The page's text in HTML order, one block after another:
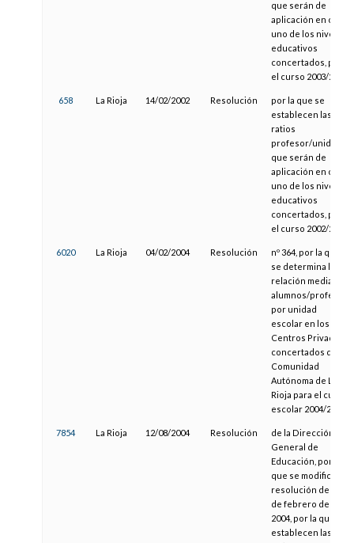
que serán de
aplicación en cada
uno de los niveles
educativos
concertados, para
el curso 2003/2004
658 La Rioja 14/02/2002 Resolución
por la que se
establecen las
ratios
profesor/unidad
que serán de
aplicación en cada
uno de los niveles
educativos
concertados, para
el curso 2002/2003
6020 La Rioja 04/02/2004 Resolución
nº 364, por la que
se determina la
relación media
alumnos/profesor
por unidad
escolar en los
Centros Privados
concertados de la
Comunidad
Autónoma de La
Rioja para el curso
escolar 2004/2005
7854 La Rioja 12/08/2004 Resolución
de la Dirección
General de
Educación, por la
que se modifica la
resolución de 23
de febrero de
2004, por la que se
establecen las